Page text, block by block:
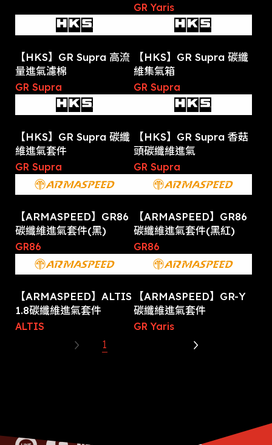
GR Yaris
【HKS】GR Supra 高流
量進氣濾棉
GR Supra
【HKS】GR Supra 碳纖
維集氣箱
GR Supra
【HKS】GR Supra 碳纖
維進氣套件
GR Supra
【HKS】GR Supra 香菇
頭碳纖維進氣
GR Supra
【ARMASPEED】GR86
碳纖維進氣套件(黑)
GR86
【ARMASPEED】GR86
碳纖維進氣套件(黑紅)
GR86
【ARMASPEED】ALTIS
1.8碳纖維進氣套件
ALTIS
【ARMASPEED】GR-Y
碳纖維進氣套件
GR Yaris
1